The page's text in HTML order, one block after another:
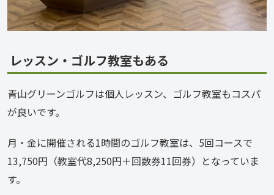
レッスン・ゴルフ教室もある
青山グリーンゴルフは個人レッスン、ゴルフ教室もコスパ
が良いです。
月・金に開催される1時間のゴルフ教室は、5回コースで
13,750円（教室代8,250円＋回数券11回券）となっていま
す。